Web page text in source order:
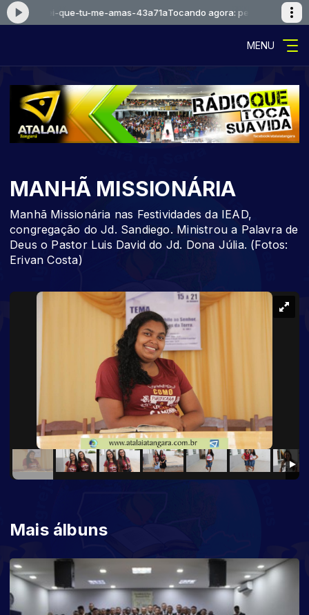
1-eu-sei-que-tu-me-amas-43a71aTocando agora: pentecostal-1-eu-
MENU
MANHÃ MISSIONÁRIA
Manhã Missionária nas Festividades da IEAD,
congregação do Jd. Sandiego. Ministrou a Palavra de
Deus o Pastor Luis David do Jd. Dona Júlia. (Fotos:
Erivan Costa)
Mais álbuns